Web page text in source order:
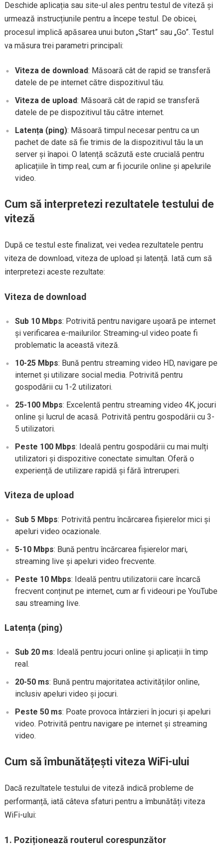
Deschide aplicația sau site-ul ales pentru testul de viteză și
urmează instrucțiunile pentru a începe testul. De obicei,
procesul implică apăsarea unui buton „Start” sau „Go”. Testul
va măsura trei parametri principali:
Viteza de download: Măsoară cât de rapid se transferă
datele de pe internet către dispozitivul tău.
Viteza de upload: Măsoară cât de rapid se transferă
datele de pe dispozitivul tău către internet.
Latența (ping): Măsoară timpul necesar pentru ca un
pachet de date să fie trimis de la dispozitivul tău la un
server și înapoi. O latență scăzută este crucială pentru
aplicațiile în timp real, cum ar fi jocurile online și apelurile
video.
Cum să interpretezi rezultatele testului de
viteză
După ce testul este finalizat, vei vedea rezultatele pentru
viteza de download, viteza de upload și latență. Iată cum să
interpretezi aceste rezultate:
Viteza de download
Sub 10 Mbps: Potrivită pentru navigare ușoară pe internet
și verificarea e-mailurilor. Streaming-ul video poate fi
problematic la această viteză.
10-25 Mbps: Bună pentru streaming video HD, navigare pe
internet și utilizare social media. Potrivită pentru
gospodării cu 1-2 utilizatori.
25-100 Mbps: Excelentă pentru streaming video 4K, jocuri
online și lucrul de acasă. Potrivită pentru gospodării cu 3-
5 utilizatori.
Peste 100 Mbps: Ideală pentru gospodării cu mai mulți
utilizatori și dispozitive conectate simultan. Oferă o
experiență de utilizare rapidă și fără întreruperi.
Viteza de upload
Sub 5 Mbps: Potrivită pentru încărcarea fișierelor mici și
apeluri video ocazionale.
5-10 Mbps: Bună pentru încărcarea fișierelor mari,
streaming live și apeluri video frecvente.
Peste 10 Mbps: Ideală pentru utilizatorii care încarcă
frecvent conținut pe internet, cum ar fi videouri pe YouTube
sau streaming live.
Latența (ping)
Sub 20 ms: Ideală pentru jocuri online și aplicații în timp
real.
20-50 ms: Bună pentru majoritatea activităților online,
inclusiv apeluri video și jocuri.
Peste 50 ms: Poate provoca întârzieri în jocuri și apeluri
video. Potrivită pentru navigare pe internet și streaming
video.
Cum să îmbunătățești viteza WiFi-ului
Dacă rezultatele testului de viteză indică probleme de
performanță, iată câteva sfaturi pentru a îmbunătăți viteza
WiFi-ului:
1. Poziționează routerul corespunzător